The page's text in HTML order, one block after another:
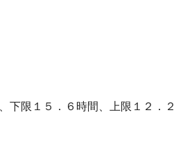
下限１５．６時間、上限１２．２